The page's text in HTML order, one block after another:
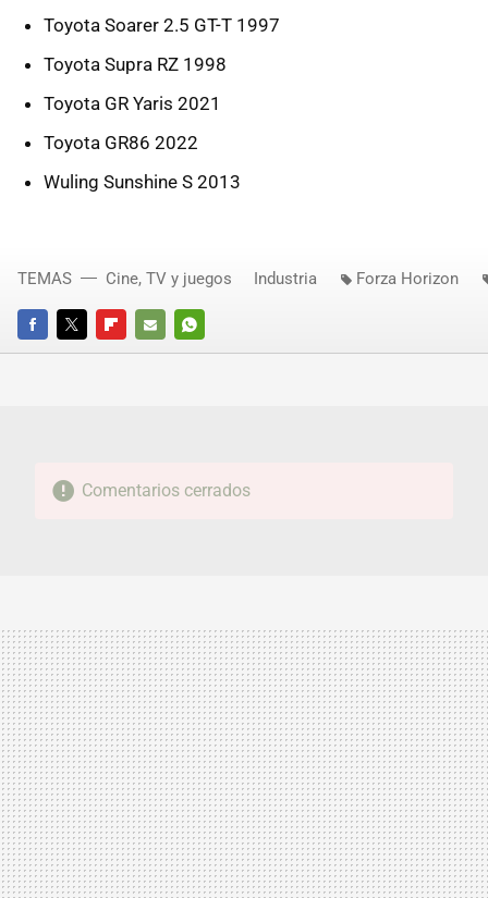
Toyota Soarer 2.5 GT-T 1997
Toyota Supra RZ 1998
Toyota GR Yaris 2021
Toyota GR86 2022
Wuling Sunshine S 2013
FACEBOOKTWITTERFLIPBOARD
E-
WHATSAPP
TEMAS Cine, TV y juegos Industria Forza Horizon
Comentarios cerrados